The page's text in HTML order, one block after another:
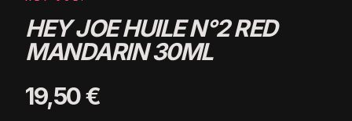
HEY JOE HUILE N°2 RED
MANDARIN 30ML
19,50 €